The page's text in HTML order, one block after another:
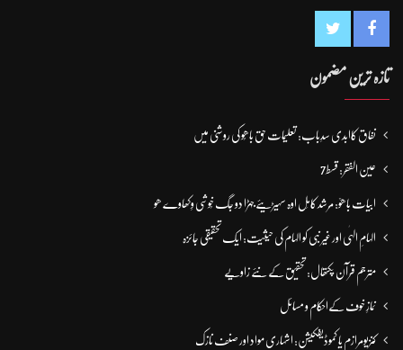
تازہ ترین مضمون
نفاق کاابدی سدِباب: تعلیمات حق باھُو کی روشنی میں
عین الفقر: قسط7
ابیات باھوؒ: مُرشد کامِل اوہ سہیڑیئے جہڑا دو جگ خُوشی وِکھاوے ھو
الہامِ الہٰی اور غیر نبی کو الہام کی حیثیت: ایک تحقیقی جائزہ
مترجم قرآن پکتھال: تحقیق کے نئے زاویے
نمازِ خوف کےاحکام و مسائل
کنزیومرازم یا کموڈیفکیشن: اشہاری مواد اور صنف نازک